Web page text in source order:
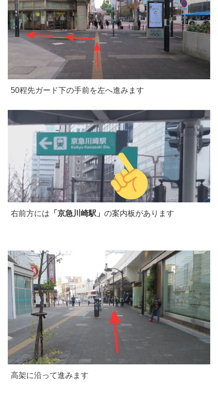
50程先ガード下の手前を左へ進みます
右前方には 「京急川崎駅」 の案内板があります
高架に沿って進みます